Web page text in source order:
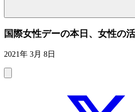
国際女性デーの本日、女性の
2021年 3月 8日